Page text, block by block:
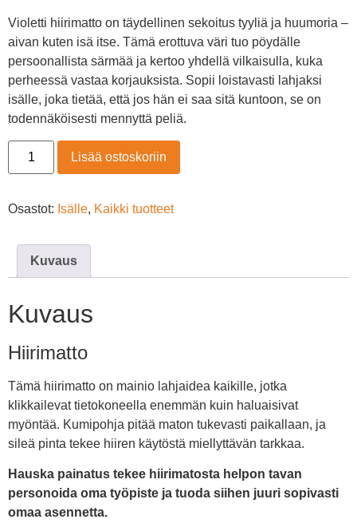
Violetti hiirimatto on täydellinen sekoitus tyyliä ja huumoria –
aivan kuten isä itse. Tämä erottuva väri tuo pöydälle
persoonallista särmää ja kertoo yhdellä vilkaisulla, kuka
perheessä vastaa korjauksista. Sopii loistavasti lahjaksi
isälle, joka tietää, että jos hän ei saa sitä kuntoon, se on
todennäköisesti mennyttä peliä.
Lisää ostoskoriin
Osastot: Isälle, Kaikki tuotteet
Kuvaus
Kuvaus
Hiirimatto
Tämä hiirimatto on mainio lahjaidea kaikille, jotka
klikkailevat tietokoneella enemmän kuin haluaisivat
myöntää. Kumipohja pitää maton tukevasti paikallaan, ja
sileä pinta tekee hiiren käytöstä miellyttävän tarkkaa.
Hauska painatus tekee hiirimatosta helpon tavan
personoida oma työpiste ja tuoda siihen juuri sopivasti
omaa asennetta.